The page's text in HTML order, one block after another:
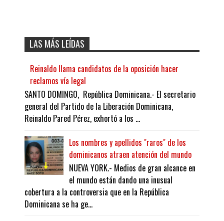
LAS MÁS LEÍDAS
Reinaldo llama candidatos de la oposición hacer
reclamos vía legal
SANTO DOMINGO, República Dominicana.- El secretario
general del Partido de la Liberación Dominicana,
Reinaldo Pared Pérez, exhortó a los ...
Los nombres y apellidos "raros" de los
dominicanos atraen atención del mundo
NUEVA YORK.- Medios de gran alcance en
el mundo están dando una inusual
cobertura a la controversia que en la República
Dominicana se ha ge...